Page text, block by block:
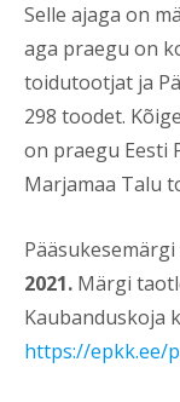
Selle ajaga on
aga praegu on
toidutootjat ja
298 toodet.
on praegu Eesti
Marjamaa Talu
2021. Märgi
Kaubanduskoja
https://epkk.ee/